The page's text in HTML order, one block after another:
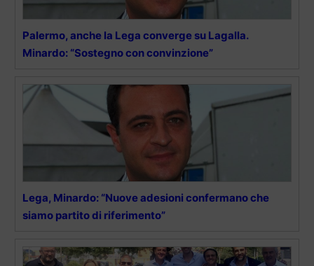
Palermo, anche la Lega converge su Lagalla.
Minardo: “Sostegno con convinzione”
Lega, Minardo: “Nuove adesioni confermano che
siamo partito di riferimento”